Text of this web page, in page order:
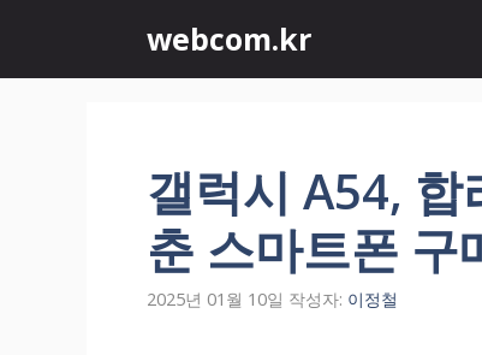
츠
webcom.kr
갤럭시 A54,
춘 스마트폰 구
2025년 01월 10일 작성자: 이정철